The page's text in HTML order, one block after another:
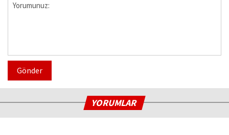
Gönder
YORUMLAR